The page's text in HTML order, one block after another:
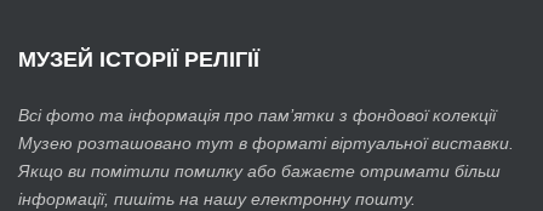
МУЗЕЙ ІСТОРІЇ РЕЛІГІЇ
Всі фото та інформація про пам’ятки з фондової колекції
Музею розташовано тут в форматі віртуальної виставки.
Якщо ви помітили помилку або бажаєте отримати більш
інформації, пишіть на нашу електронну пошту.